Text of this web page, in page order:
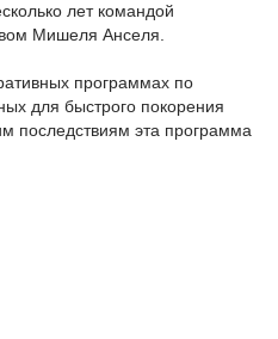
лет командой
Мишеля Анселя.
программах по
для быстрого покорения
последствиям эта программа